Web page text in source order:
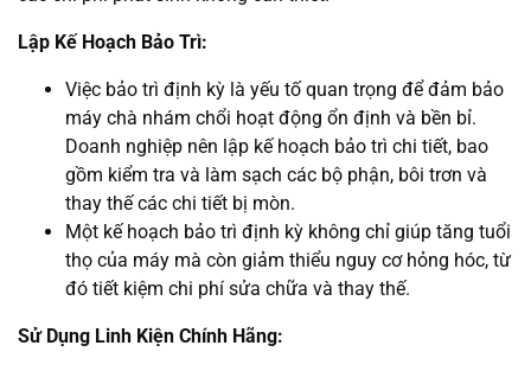
Lập Kế Hoạch Bảo Trì:
Việc bảo trì định kỳ là yếu tố quan trọng để đảm bảo
máy chà nhám chổi hoạt động ổn định và bền bỉ.
Doanh nghiệp nên lập kế hoạch bảo trì chi tiết, bao
gồm kiểm tra và làm sạch các bộ phận, bôi trơn và
thay thế các chi tiết bị mòn.
Một kế hoạch bảo trì định kỳ không chỉ giúp tăng tuổi
thọ của máy mà còn giảm thiểu nguy cơ hỏng hóc, từ
đó tiết kiệm chi phí sửa chữa và thay thế.
Sử Dụng Linh Kiện Chính Hãng: